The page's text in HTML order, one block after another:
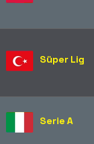
Süper Lig
Serie A